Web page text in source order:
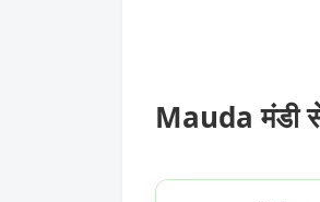
Mauda मंडी